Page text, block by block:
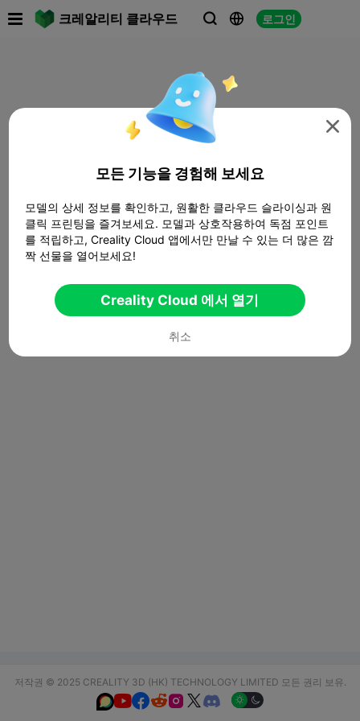
크레알리티 클라우드   로그인
저작권 © 2025 CREALITY 3D (HK) TECHNOLOGY LIMITED 모든 권리 보유.
  

모든 기능을 경험해 보세요
모델의 상세 정보를 확인하고, 원활한 클라우드 슬라이싱과 원
클릭 프린팅을 즐겨보세요. 모델과 상호작용하여 독점 포인트
를 적립하고, Creality Cloud 앱에서만 만날 수 있는 더 많은 깜
짝 선물을 열어보세요!
Creality Cloud 에서 열기
취소